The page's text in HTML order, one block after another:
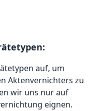
auf, um
Aktenvernichters zu
wir uns nur auf
eignen.